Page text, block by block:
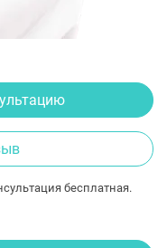
бесплатная.